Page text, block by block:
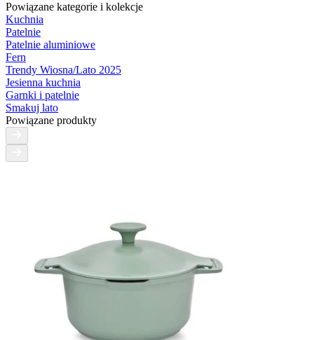
Powiązane kategorie i kolekcje
Kuchnia
Patelnie
Patelnie aluminiowe
Fern
Trendy Wiosna/Lato 2025
Jesienna kuchnia
Garnki i patelnie
Smakuj lato
Powiązane produkty